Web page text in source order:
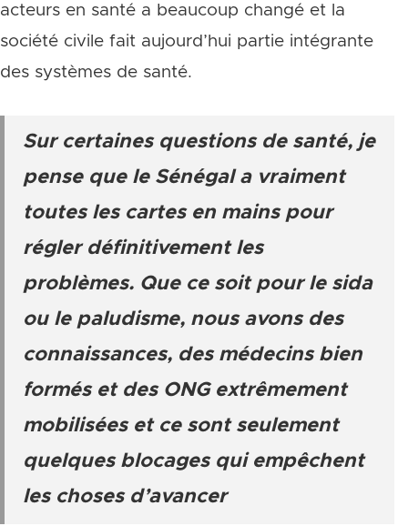
acteurs en santé a beaucoup changé et la
société civile fait aujourd’hui partie intégrante
des systèmes de santé.
Sur certaines questions de santé, je
pense que le Sénégal a vraiment
toutes les cartes en mains pour
régler définitivement les
problèmes. Que ce soit pour le sida
ou le paludisme, nous avons des
connaissances, des médecins bien
formés et des ONG extrêmement
mobilisées et ce sont seulement
quelques blocages qui empêchent
les choses d’avancer